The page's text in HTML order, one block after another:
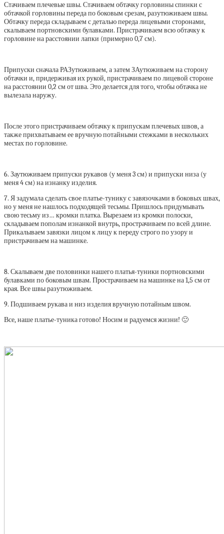
Стачиваем плечевые швы. Стачиваем обтачку горловины спинки с
обтачкой горловины переда по боковым срезам, разутюживаем швы.
Обтачку переда складываем с деталью переда лицевыми сторонами,
скалываем портновскими булавками. Пристрачиваем всю обтачку к
горловине на расстоянии лапки (примерно 0,7 см).
Припуски сначала РАЗутюживаем, а затем ЗАутюживаем на сторону
обтачки и, придерживая их рукой, пристрачиваем по лицевой стороне
на расстоянии 0,2 см от шва. Это делается для того, чтобы обтачка не
вылезала наружу.
После этого пристрачиваем обтачку к припускам плечевых швов, а
также прихватываем ее вручную потайными стежками в нескольких
местах по горловине.
6. Заутюживаем припуски рукавов (у меня 3 см) и припуски низа (у
меня 4 см) на изнанку изделия.
7. Я задумала сделать свое платье-тунику с завязочками в боковых швах,
но у меня не нашлось подходящей тесьмы. Пришлось придумывать
свою тесьму из… кромки платка. Вырезаем из кромки полоски,
складываем пополам изнанкой внутрь, прострачиваем по всей длине.
Прикалываем завязки лицом к лицу к переду строго по узору и
пристрачиваем на машинке.
8. Скалываем две половинки нашего платья-туники портновскими
булавками по боковым швам. Прострачиваем на машинке на 1,5 см от
края. Все швы разутюживаем.
9. Подшиваем рукава и низ изделия вручную потайным швом.
Все, наше платье-туника готово! Носим и радуемся жизни! 🙂